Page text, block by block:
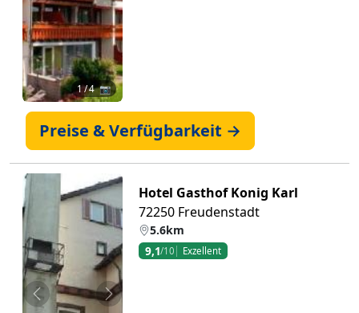
1/ 4 📷
Preise & Verfügbarkeit →
Zurück Weiter
Hotel Gasthof Konig Karl
72250 Freudenstadt
5.6km
9,1/10 Exzellent